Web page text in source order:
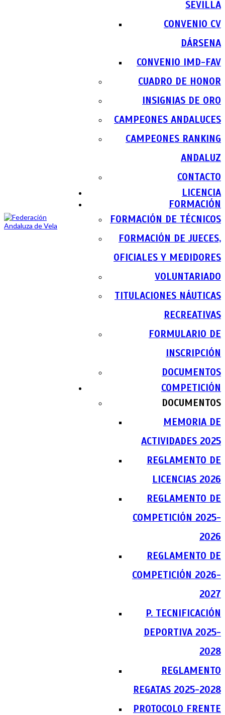
SEVILLA
CONVENIO CV
DÁRSENA
CONVENIO IMD-FAV
CUADRO DE HONOR
INSIGNIAS DE ORO
CAMPEONES ANDALUCES
CAMPEONES RANKING
ANDALUZ
CONTACTO
LICENCIA
FORMACIÓN
FORMACIÓN DE TÉCNICOS
FORMACIÓN DE JUECES,
OFICIALES Y MEDIDORES
VOLUNTARIADO
TITULACIONES NÁUTICAS
RECREATIVAS
FORMULARIO DE
INSCRIPCIÓN
DOCUMENTOS
COMPETICIÓN
DOCUMENTOS
MEMORIA DE
ACTIVIDADES 2025
REGLAMENTO DE
LICENCIAS 2026
REGLAMENTO DE
COMPETICIÓN 2025-
2026
REGLAMENTO DE
COMPETICIÓN 2026-
2027
P. TECNIFICACIÓN
DEPORTIVA 2025-
2028
REGLAMENTO
REGATAS 2025-2028
PROTOCOLO FRENTE